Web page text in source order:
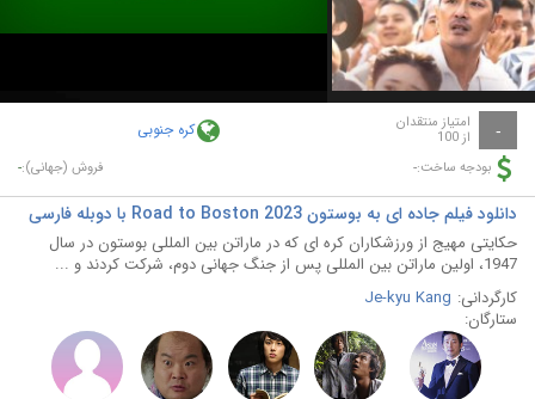
Video
- امتیاز منتقدان
از 100 کره جنوبی
بودجه ساخت:- فروش (جهانی):-
دانلود فیلم جاده ای به بوستون Road to Boston 2023 با دوبله فارسی
حکایتی مهیج از ورزشکاران کره ای که در ماراتن بین المللی بوستون در سال
1947، اولین ماراتن بین المللی پس از جنگ جهانی دوم، شرکت کردند و ...
کارگردانی: Je-kyu Kang
ستارگان: